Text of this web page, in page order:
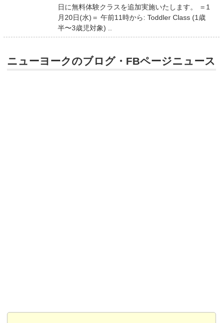
日に無料体験クラスを追加実施いたします。 ＝1
月20日(水)＝ 午前11時から: Toddler Class (1歳
半〜3歳児対象) ..
ニューヨークのブログ・FBページニュース